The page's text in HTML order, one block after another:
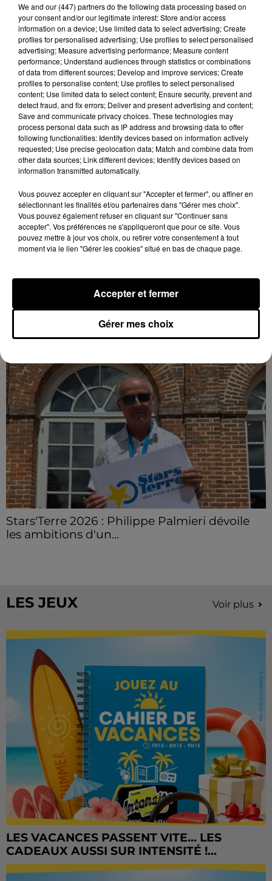
au sang-froid des...
Samedi 25 juillet, plus d'une dizaine de feux de
champs et de sous-bois ont été déclenchés dans le
secteur de Fontaine-les-Côteaux, Montoire et Lunay.
Grâce...
A LA UNE Voir plus
Loir-et-Cher : un pyromane interpellé grâce
champs et de sous-bois ont été déclenchés dans le
secteur de Fontaine-les-Côteaux, Montoire et Lunay.
LE GRAND FORMAT Voir plus
Stars'Terre 2026 : Philippe Palmieri dévoile
les ambitions d'un...
LES JEUX Voir plus
LES VACANCES PASSENT VITE... LES
CADEAUX AUSSI SUR INTENSITÉ !...
We and our (447) partnersdo the following data processing based on
your consent and/or our legitimate interest: Store and/or access
information on a device; Use limited data to select advertising; Create
profiles for personalised advertising; Use profiles to select personalised
advertising; Measure advertising performance; Measure content
performance; Understand audiences through statistics or combinations
of data from different sources; Develop and improve services; Create
profiles to personalise content; Use profiles to select personalised
content; Use limited data to select content; Ensure security, prevent and
detect fraud, and fix errors; Deliver and present advertising and content;
Save and communicate privacy choices. These technologies may
process personal data such as IP address and browsing data to offer
following functionalities: Identify devices based on information actively
requested; Use precise geolocation data; Match and combine data from
other data sources; Link different devices; Identify devices based on
information transmitted automatically.
Vous pouvez accepter en cliquant sur "Accepter et fermer", ou affiner en
sélectionnant les finalités et/ou partenaires dans "Gérer mes choix".
Vous pouvez également refuser en cliquant sur "Continuer sans
accepter". Vos préférences ne s'appliqueront que pour ce site. Vous
pouvez mettre à jour vos choix, ou retirer votre consentement à tout
moment via le lien "Gérer les cookies" situé en bas de chaque page.
Gérer mes choix
Accepter et fermer